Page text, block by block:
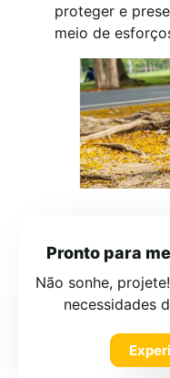
proteger e
meio de
Pronto para
Não sonhe,
necessidades